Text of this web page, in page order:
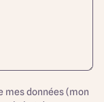
mes données (mon